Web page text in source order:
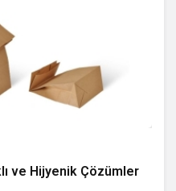
ve Hijyenik Çözümler